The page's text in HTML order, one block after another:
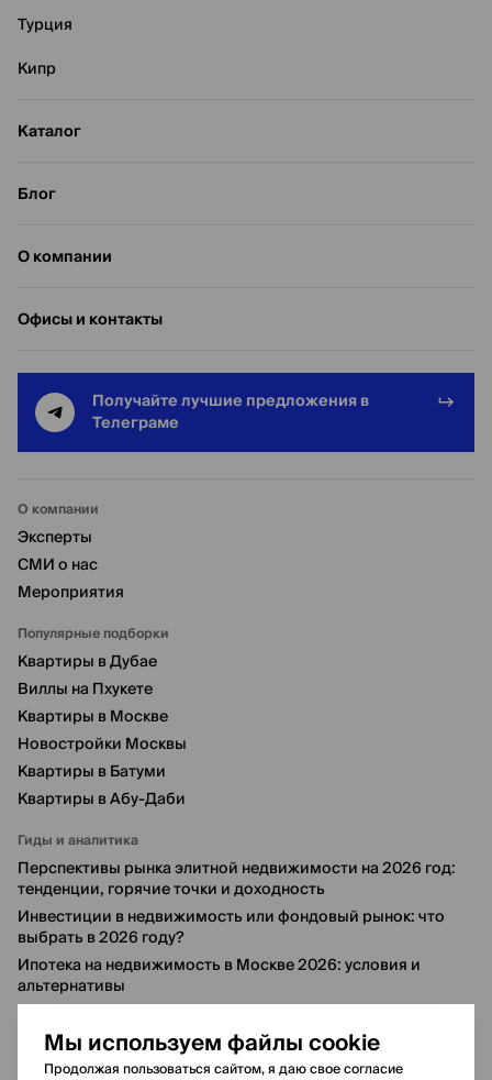
Каталог
Блог
О компании
Офисы и контакты
Турция
Кипр
Получайте лучшие предложения в
Телеграме
О компании
Эксперты
СМИ о нас
Мероприятия
Популярные подборки
Квартиры в Дубае
Виллы на Пхукете
Квартиры в Москве
Новостройки Москвы
Квартиры в Батуми
Квартиры в Абу-Даби
Гиды и аналитика
Перспективы рынка элитной недвижимости на 2026 год:
тенденции, горячие точки и доходность
Инвестиции в недвижимость или фондовый рынок: что
выбрать в 2026 году?
Ипотека на недвижимость в Москве 2026: условия и
альтернативы
© 2020-2026 NEGINSKIY BUREAU REAL ESTATE L.L.C
Мы используем файлы cookie
Продолжая пользоваться сайтом, я даю свое согласие